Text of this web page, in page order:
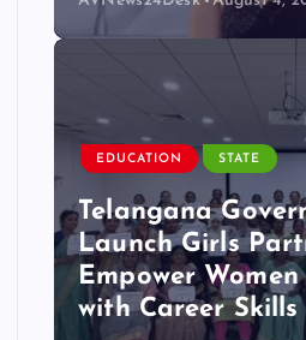
EDUCATION STATE
Telangana
Launch Girls
Empower
with Career Skills